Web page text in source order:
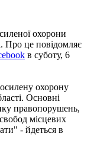
охорони
Про це повідомляє
в суботу, 6
охорону
Основні
правопорушень,
місцевих
- йдеться в